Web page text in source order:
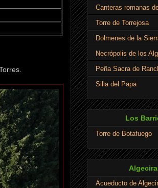
Canteras romanas
Torre de Torrejosa
Dolmenes de la
Necrópolis de los
Peña Sacra de
Silla del Papa
Los
Torre de Botafuego
Acueducto de